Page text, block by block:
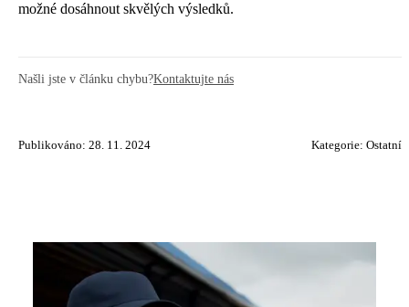
možné dosáhnout skvělých výsledků.
Našli jste v článku chybu?Kontaktujte nás
Publikováno: 28. 11. 2024 Kategorie: Ostatní